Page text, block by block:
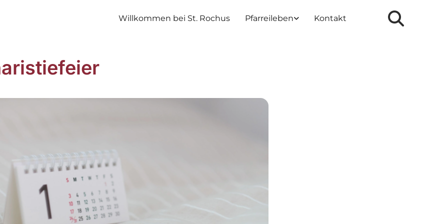
Willkommen bei St. Rochus Pfarreileben Kontakt